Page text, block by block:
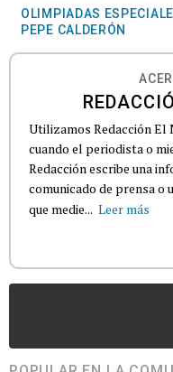
OLIMPIADAS
PEPE CALDERÓN
Utilizamos Redacción El
cuando el periodista o
Redacción escribe una
comunicado de prensa o
que medie... Leer más